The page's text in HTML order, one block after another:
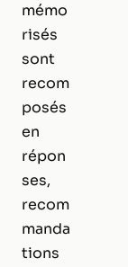
mémo
risés
sont
recom
posés
en
répon
ses,
recom
manda
tions